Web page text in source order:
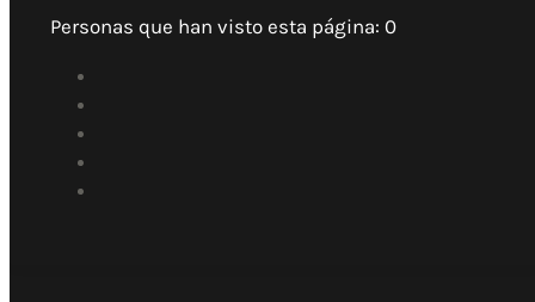
Personas que han visto esta página: 0